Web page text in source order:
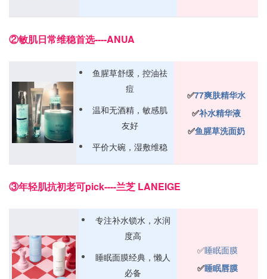
②敏肌日常维稳首选----ANUA
鱼腥草舒缓，控油祛
痘
温和无酒精，敏感肌
友好
平价大碗，湿敷维稳
✅️77爽肤精华水
✅️补水精华液
✅️鱼腥草洗面奶
③年轻肌抗初老可pick----兰芝 LANEIGE
专注补水锁水，水润
度高
睡眠面膜经典，懒人
必备
✅️睡眠面膜
✅️睡眠唇膜